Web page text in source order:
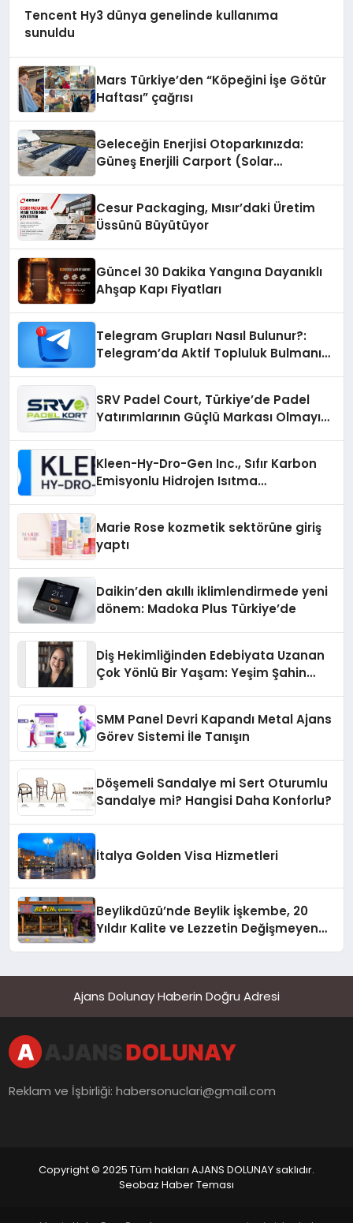
Tencent Hy3 dünya genelinde kullanıma
sunuldu
Mars Türkiye’den “Köpeğini İşe Götür
Haftası” çağrısı
Geleceğin Enerjisi Otoparkınızda:
Güneş Enerjili Carport (Solar
Cesur Packaging, Mısır’daki Üretim
Üssünü Büyütüyor
Güncel 30 Dakika Yangına Dayanıklı
Ahşap Kapı Fiyatları
Telegram Grupları Nasıl Bulunur?:
Telegram’da Aktif Topluluk Bulmanın
SRV Padel Court, Türkiye’de Padel
Yatırımlarının Güçlü Markası Olmayı
Kleen-Hy-Dro-Gen Inc., Sıfır Karbon
Emisyonlu Hidrojen Isıtma
Marie Rose kozmetik sektörüne giriş
yaptı
Daikin’den akıllı iklimlendirmede yeni
dönem: Madoka Plus Türkiye’de
Diş Hekimliğinden Edebiyata Uzanan
Çok Yönlü Bir Yaşam: Yeşim Şahin
SMM Panel Devri Kapandı Metal Ajans
Görev Sistemi İle Tanışın
Döşemeli Sandalye mi Sert Oturumlu
Sandalye mi? Hangisi Daha Konforlu?
İtalya Golden Visa Hizmetleri
Beylikdüzü’nde Beylik İşkembe, 20
Yıldır Kalite ve Lezzetin Değişmeyen
Ajans Dolunay Haberin Doğru Adresi
Reklam ve İşbirliği:habersonuclari@gmail.com
Copyright © 2025 Tüm hakları AJANS DOLUNAY saklıdır.
Seobaz Haber Teması